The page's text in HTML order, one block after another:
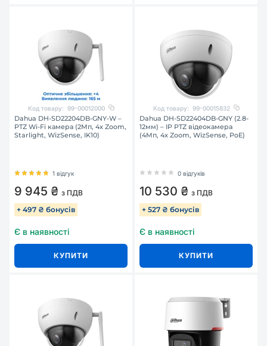
Код товару: 99-00012000
Dahua DH-SD22204DB-GNY-W –
PTZ Wi-Fi камера (2Мп, 4x Zoom,
Starlight, WizSense, IK10)
1 відгук
9 945 ₴ з ПДВ
+ 497 ₴ бонусів
Є в наявності
КУПИТИ
Код товару: 99-00015832
Dahua DH-SD22404DB-GNY (2.8-
12мм) – IP PTZ відеокамера
(4Мп, 4x Zoom, WizSense, PoE)
0 відгуків
10 530 ₴ з ПДВ
+ 527 ₴ бонусів
Є в наявності
КУПИТИ